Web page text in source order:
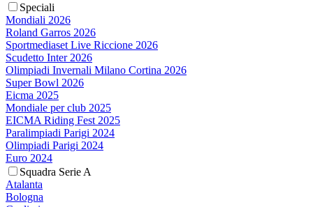
Speciali
Mondiali 2026
Roland Garros 2026
Sportmediaset Live Riccione 2026
Scudetto Inter 2026
Olimpiadi Invernali Milano Cortina 2026
Super Bowl 2026
Eicma 2025
Mondiale per club 2025
EICMA Riding Fest 2025
Paralimpiadi Parigi 2024
Olimpiadi Parigi 2024
Euro 2024
Squadra Serie A
Atalanta
Bologna